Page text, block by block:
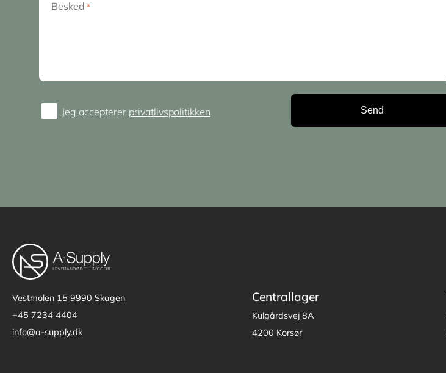
Besked *
ConsentJeg accepterer privatlivspolitikken
Vestmolen 15 9990 Skagen
+45 7234 4404
info@a-supply.dk
Centrallager
Kulgårdsvej 8A
4200 Korsør